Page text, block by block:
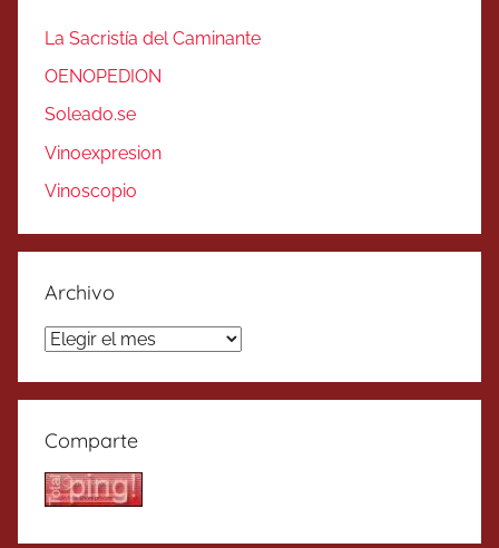
La Sacristía del Caminante
OENOPEDION
Soleado.se
Vinoexpresion
Vinoscopio
Archivo
Archivo
Comparte